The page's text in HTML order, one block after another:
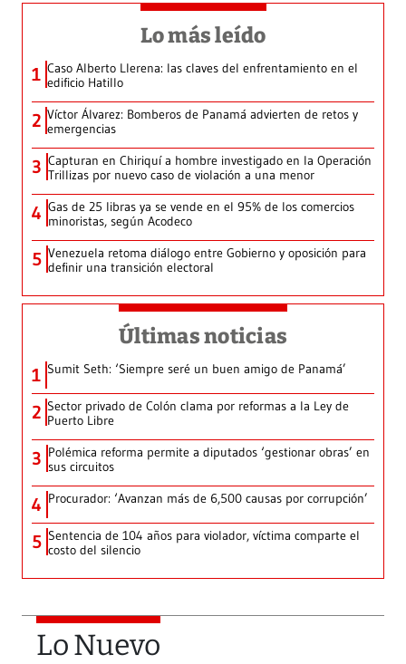
Lo más leído
1 Caso Alberto Llerena: las claves del enfrentamiento en el
edificio Hatillo
2 Víctor Álvarez: Bomberos de Panamá advierten de retos y
emergencias
3 Capturan en Chiriquí a hombre investigado en la Operación
Trillizas por nuevo caso de violación a una menor
4 Gas de 25 libras ya se vende en el 95% de los comercios
minoristas, según Acodeco
5 Venezuela retoma diálogo entre Gobierno y oposición para
definir una transición electoral
Últimas noticias
1 Sumit Seth: ‘Siempre seré un buen amigo de Panamá’
2 Sector privado de Colón clama por reformas a la Ley de
Puerto Libre
3 Polémica reforma permite a diputados ‘gestionar obras’ en
sus circuitos
4 Procurador: ‘Avanzan más de 6,500 causas por corrupción’
5 Sentencia de 104 años para violador, víctima comparte el
costo del silencio
Lo Nuevo